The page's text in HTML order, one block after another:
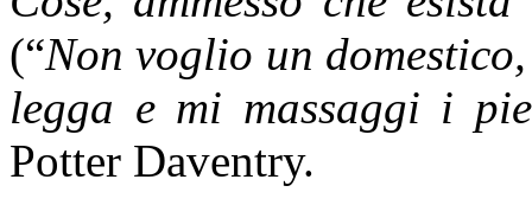
(“Non voglio un
legga e mi massaggi i
Potter Daventry.